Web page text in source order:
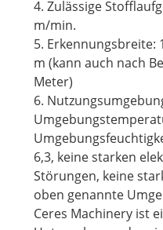
4. Zulässige
m/min.
5. Erkennungsbreite:
m (kann auch nach
Meter)
6.
6,3, keine starken
Störungen, keine
oben genannte
Ceres Machinery ist